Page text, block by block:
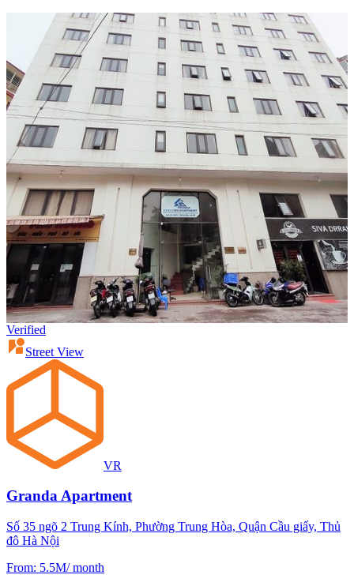
Verified
Street View
VR
Granda Apartment
Số 35 ngõ 2 Trung Kính, Phường Trung Hòa, Quận Cầu giấy, Thủ
đô Hà Nội
From: 5.5M/month